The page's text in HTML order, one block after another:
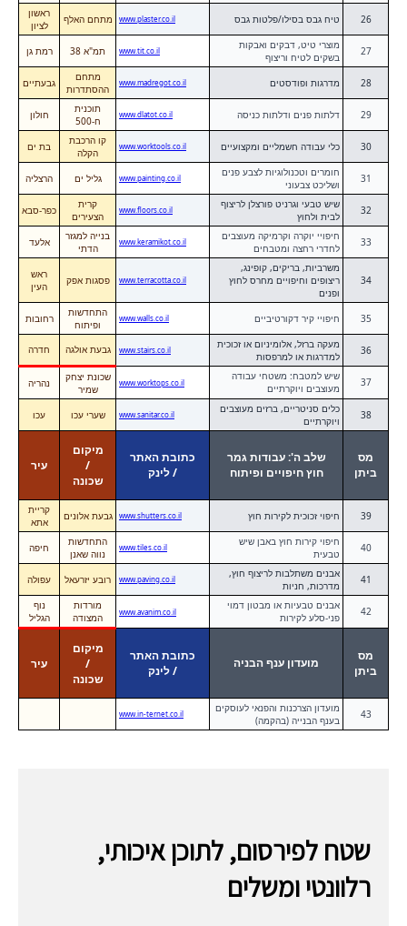
ראשון
לציון
מתחם האלף www.plaster.co.il טיח גבס בסילו/פלטות גבס 26
רמת גן תמ"א 38 www.tit.co.il
מוצרי טיט, דבקים ואבקות
בשקים לטיח וריצוף
27
גבעתיים
מתחם
ההסתדרות
www.madregot.co.il מדרגות ופודסטים 28
חולון
תוכנית
ח-500
www.dlatot.co.il דלתות פנים ודלתות כניסה 29
בת ים
קו הרכבת
הקלה
www.worktools.co.il כלי עבודה חשמליים ומקצועיים 30
הרצליה גליל ים www.painting.co.il
חומרים וטכנולוגיות לצבע פנים
ושליכט צבעוני
31
כפר-סבא
קרית
הצעירים
www.floors.co.il
שיש טבעי וגרניט פורצלן לריצוף
לבית ולחוץ
32
אלעד
בנייה למגזר
הדתי
www.keramikot.co.il
חיפויי יוקרה וקרמיקה מעוצבים
לחדרי רחצה ומטבחים
33
ראש
העין
פסגות אפק www.terracotta.co.il
משרביות, בריקים, קופינג,
ריצופים וחיפויים מחרס לחוץ
ופנים
34
רחובות
התחדשות
ופיתוח
www.walls.co.il חיפויי קיר דקורטיביים 35
חדרה גבעת אולגה www.stairs.co.il
מעקה ברזל, אלומיניום או זכוכית
למדרגות או למרפסות
36
נהריה
שכונת יצחק
שמיר
www.worktops.co.il
שיש למטבח: משטחי עבודה
מעוצבים ויוקרתיים
37
עכו שערי עכו www.sanitar.co.il
כלים סניטריים, ברזים מעוצבים
ויוקרתיים
38
עיר
מיקום
/
שכונה
כתובת האתר
/ לינק
שלב ה': עבודות גמר
חוץ חיפויים ופיתוח
מס
ביתן
קריית
אתא
גבעת אלונים www.shutters.co.il חיפוי זכוכית לקירות חוץ 39
חיפה
התחדשות
נווה שאנן
www.tiles.co.il
חיפוי קירות חוץ באבן שיש
טבעית
40
עפולה רובע יזרעאל www.paving.co.il
אבנים משתלבות לריצוף חוץ,
מדרכות, חניות
41
נוף
הגליל
מורדות
המצודה
www.avanim.co.il
אבנים טבעיות או מבטון דמוי
פני-סלע לקירות
42
עיר
מיקום
/
שכונה
כתובת האתר
/ לינק
מועדון ענף הבניה
מס
ביתן
www.in-ternet.co.il
מועדון הצרכנות והפנאי לעוסקים
בענף הבנייה (בהקמה)
43
שטח לפירסום, לתוכן איכותי,
רלוונטי ומשלים